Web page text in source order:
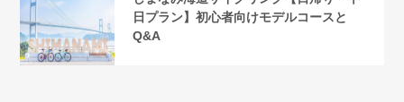
日プラン】初心者向けモデルコースと
Q&A